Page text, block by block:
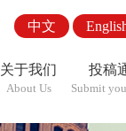
中文
关于我们
About Us
投稿
Submit